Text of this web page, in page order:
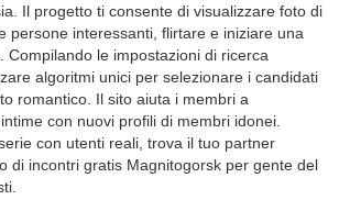
Il progetto ti consente di visualizzare foto di
persone interessanti, flirtare e iniziare una
Compilando le impostazioni di ricerca
algoritmi unici per selezionare i candidati
romantico. Il sito aiuta i membri a
con nuovi profili di membri idonei.
con utenti reali, trova il tuo partner
di incontri gratis Magnitogorsk per gente del